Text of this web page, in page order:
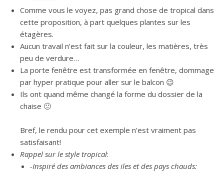
Comme vous le voyez, pas grand chose de tropical dans
cette proposition, à part quelques plantes sur les
étagères.
Aucun travail n’est fait sur la couleur, les matières, très
peu de verdure…
La porte fenêtre est transformée en fenêtre, dommage
par hyper pratique pour aller sur le balcon 😉
Ils ont quand même changé la forme du dossier de la
chaise 🙂
Bref, le rendu pour cet exemple n’est vraiment pas
satisfaisant!
Rappel sur le style tropical:
-Inspiré des ambiances des iles et des pays chauds: